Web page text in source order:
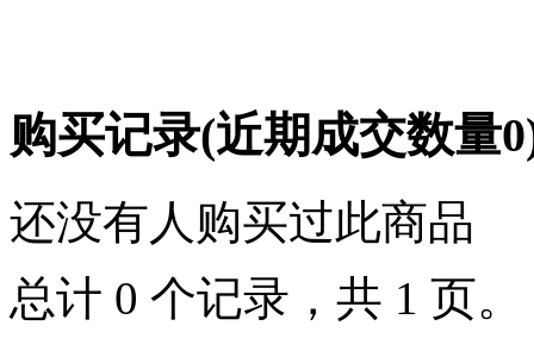
购买记录(近期成交数量0
还没有人购买过此商品
总计 0 个记录，共 1 页。